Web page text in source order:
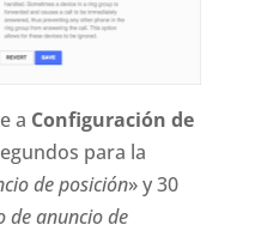
a Configuración de
para la
de posición» y 30
de anuncio de